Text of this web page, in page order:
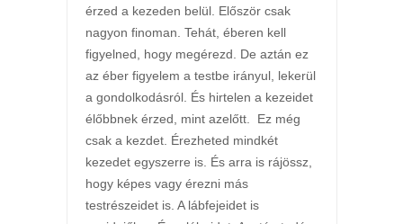
érzed a kezeden belül. Először csak
nagyon finoman. Tehát, éberen kell
figyelned, hogy megérezd. De aztán ez
az éber figyelem a testbe irányul, lekerül
a gondolkodásról. És hirtelen a kezeidet
élőbbnek érzed, mint azelőtt. Ez még
csak a kezdet. Érezheted mindkét
kezedet egyszerre is. És arra is rájössz,
hogy képes vagy érezni más
testrészeidet is. A lábfejeidet is